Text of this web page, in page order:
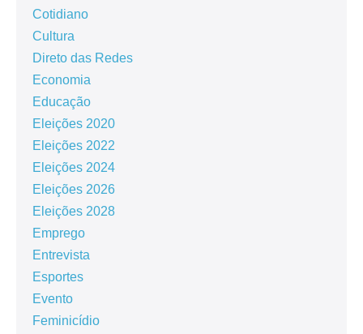
Cotidiano
Cultura
Direto das Redes
Economia
Educação
Eleições 2020
Eleições 2022
Eleições 2024
Eleições 2026
Eleições 2028
Emprego
Entrevista
Esportes
Evento
Feminicídio